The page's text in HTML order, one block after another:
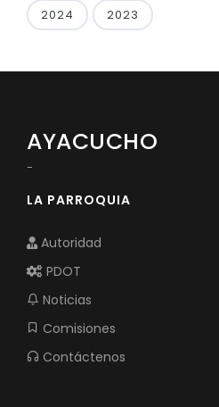
2024 2023
AYACUCHO
-
LA PARROQUIA
Autoridad
PDOT
Noticias
Comisiones
Contáctenos